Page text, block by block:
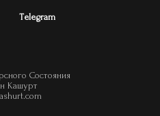
Тelegram
Состояния
Кашурт